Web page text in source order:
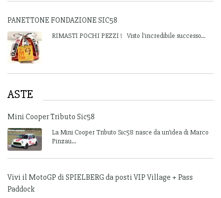
PANETTONE FONDAZIONE SIC58
RIMASTI POCHI PEZZI ! Visto l'incredibile successo...
ASTE
Mini Cooper Tributo Sic58
La Mini Cooper Tributo Sic58 nasce da un’idea di Marco
Pinzau...
Vivi il MotoGP di SPIELBERG da posti VIP Village + Pass
Paddock